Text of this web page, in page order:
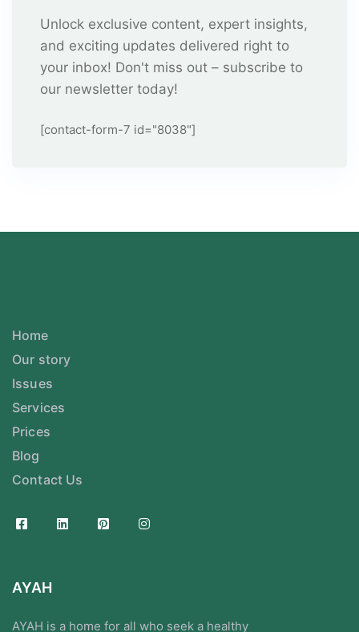
Unlock exclusive content, expert insights,
and exciting updates delivered right to
your inbox! Don't miss out – subscribe to
our newsletter today!
[contact-form-7 id="8038"]
Home
Our story
Issues
Services
Prices
Blog
Contact Us
AYAH
AYAH is a home for all who seek a healthy